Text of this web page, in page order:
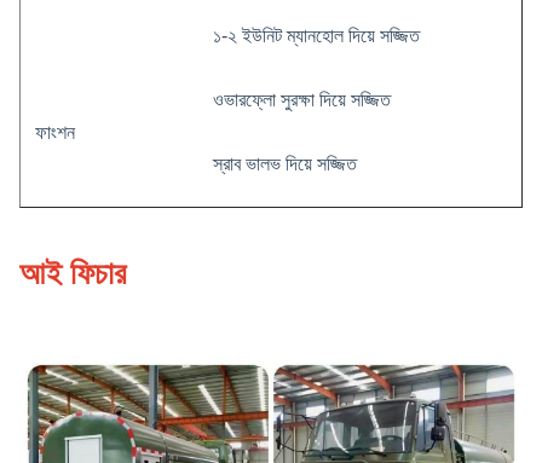
ফাংশন
১-২ ইউনিট ম্যানহোল দিয়ে সজ্জিত
ওভারফ্লো সুরক্ষা দিয়ে সজ্জিত
স্রাব ভালভ দিয়ে সজ্জিত
আই ফিচার